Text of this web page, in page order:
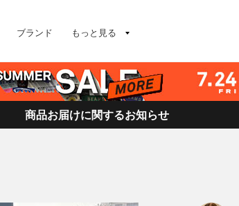
ブランド もっと見る
商品お届けに関するお知らせ